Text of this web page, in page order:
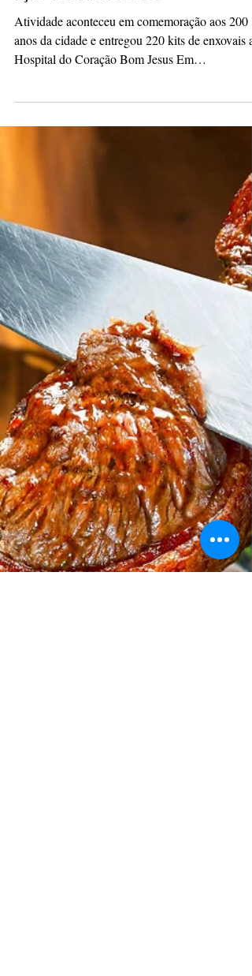
Igreja Cristã Presbiteriana realiza
ação solidária em PG
Atividade aconteceu em comemoração aos 200
anos da cidade e entregou 220 kits de enxovais ao
Hospital do Coração Bom Jesus Em
homenagem...